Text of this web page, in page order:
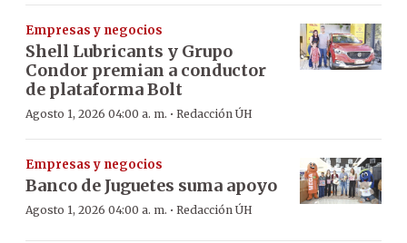
Empresas y negocios
Shell Lubricants y Grupo
Condor premian a conductor
de plataforma Bolt
Agosto 1, 2026 04:00 a. m. · Redacción ÚH
Empresas y negocios
Banco de Juguetes suma apoyo
Agosto 1, 2026 04:00 a. m. · Redacción ÚH